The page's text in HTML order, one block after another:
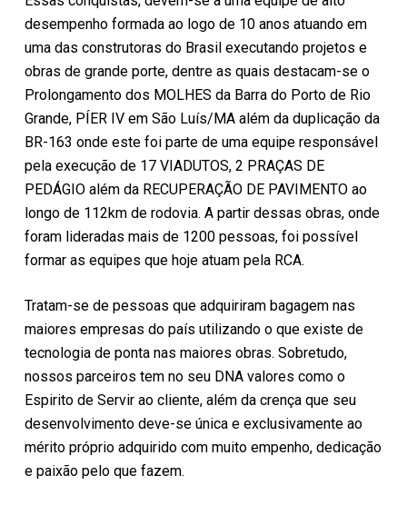
desempenho formada ao logo de 10 anos atuando em
uma das construtoras do Brasil executando projetos e
obras de grande porte, dentre as quais destacam-se o
Prolongamento dos MOLHES da Barra do Porto de Rio
Grande, PÍER IV em São Luís/MA além da duplicação da
BR-163 onde este foi parte de uma equipe responsável
pela execução de 17 VIADUTOS, 2 PRAÇAS DE
PEDÁGIO além da RECUPERAÇÃO DE PAVIMENTO ao
longo de 112km de rodovia. A partir dessas obras, onde
foram lideradas mais de 1200 pessoas, foi possível
formar as equipes que hoje atuam pela RCA.
Tratam-se de pessoas que adquiriram bagagem nas
maiores empresas do país utilizando o que existe de
tecnologia de ponta nas maiores obras. Sobretudo,
nossos parceiros tem no seu DNA valores como o
Espirito de Servir ao cliente, além da crença que seu
desenvolvimento deve-se única e exclusivamente ao
mérito próprio adquirido com muito empenho, dedicação
e paixão pelo que fazem.